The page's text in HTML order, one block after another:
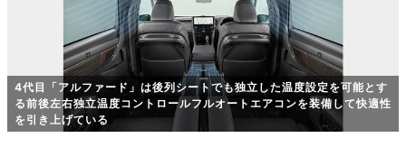
4代目「アルファード」は後列シートでも独立した温度設定を可能とす
る前後左右独立温度コントロールフルオートエアコンを装備して快適性
を引き上げている